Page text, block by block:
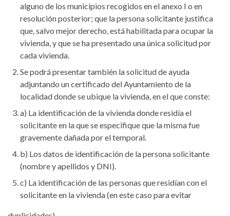
alguno de los municipios recogidos en el anexo I o en
resolución posterior; que la persona solicitante justifica
que, salvo mejor derecho, está habilitada para ocupar la
vivienda, y que se ha presentado una única solicitud por
cada vivienda.
Se podrá presentar también la solicitud de ayuda
adjuntando un certificado del Ayuntamiento de la
localidad donde se ubique la vivienda, en el que conste:
a) La identificación de la vivienda donde residía el
solicitante en la que se especifique que la misma fue
gravemente dañada por el temporal.
b) Los datos de identificación de la persona solicitante
(nombre y apellidos y DNI).
c) La identificación de las personas que residían con el
solicitante en la vivienda (en este caso para evitar